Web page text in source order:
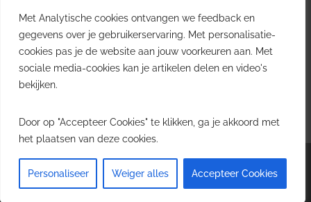
Met Analytische cookies ontvangen we feedback en
gegevens over je gebruikerservaring. Met personalisatie-
cookies pas je de website aan jouw voorkeuren aan. Met
sociale media-cookies kan je artikelen delen en video's
bekijken.
Door op "Accepteer Cookies" te klikken, ga je akkoord met
het plaatsen van deze cookies.
Personaliseer Weiger alles Accepteer Cookies
inzichten uit de Belgische logistieke sector in uw inbox.
Ontvang je gratis
wekelijkse update
Copyright © 2026Logistiek.be. All rights reserved.Theme:Envinceby ThemeGrill.